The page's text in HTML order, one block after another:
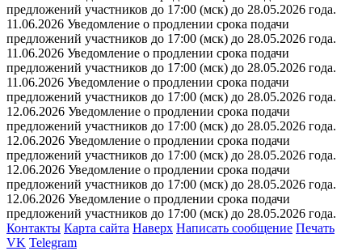
предложений участников до 17:00 (мск) до 28.05.2026 года.
11.06.2026 Уведомление о продлении срока подачи
предложений участников до 17:00 (мск) до 28.05.2026 года.
11.06.2026 Уведомление о продлении срока подачи
предложений участников до 17:00 (мск) до 28.05.2026 года.
11.06.2026 Уведомление о продлении срока подачи
предложений участников до 17:00 (мск) до 28.05.2026 года.
12.06.2026 Уведомление о продлении срока подачи
предложений участников до 17:00 (мск) до 28.05.2026 года.
12.06.2026 Уведомление о продлении срока подачи
предложений участников до 17:00 (мск) до 28.05.2026 года.
12.06.2026 Уведомление о продлении срока подачи
предложений участников до 17:00 (мск) до 28.05.2026 года.
12.06.2026 Уведомление о продлении срока подачи
предложений участников до 17:00 (мск) до 28.05.2026 года.
Контакты Карта сайта Наверх Написать сообщение Печать
VK Telegram